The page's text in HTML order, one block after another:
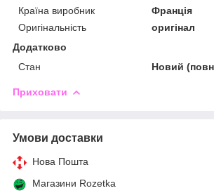
Країна виробник
Франція
Оригінальність
оригінал
Додатково
Стан
Новий
Приховати
Умови доставки
Нова Пошта
Магазини Rozetka